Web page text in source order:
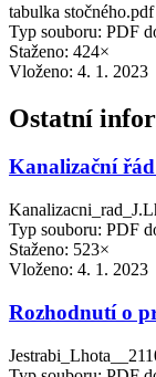
tabulka stočného.pdf
Typ souboru: PDF
Staženo: 424×
Vloženo: 4. 1. 2023
Ostatní
Kanalizační
Typ souboru: PDF
Staženo: 523×
Vloženo: 4. 1. 2023
Rozhodnutí o